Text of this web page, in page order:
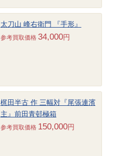
太刀山 峰右衛門 『手形』
参考買取価格 34,000円
梶田半古 作 三幅対『尾張連濱
主』前田青邨極箱
参考買取価格 150,000円